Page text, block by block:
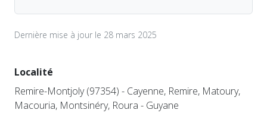
Dernière mise à jour le 28 mars 2025
Localité
Remire-Montjoly (97354) - Cayenne, Remire, Matoury,
Macouria, Montsinéry, Roura - Guyane